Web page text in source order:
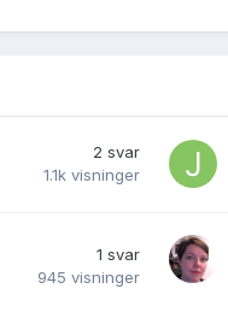
2 svar
1.1k visninger
1 svar
945 visninger